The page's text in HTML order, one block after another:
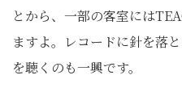
とから、一部の客室には
ますよ。レコードに針を落
を聴くのも一興です。